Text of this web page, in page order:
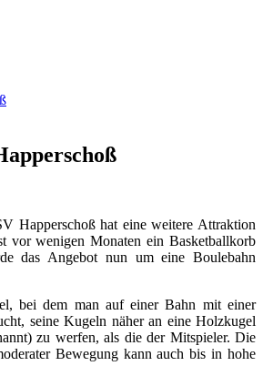
Happerschoß hat eine weitere Attraktion
vor wenigen Monaten ein Basketballkorb
das Angebot nun um eine Boulebahn
bei dem man auf einer Bahn mit einer
seine Kugeln näher an eine Holzkugel
zu werfen, als die der Mitspieler. Die
Bewegung kann auch bis in hohe